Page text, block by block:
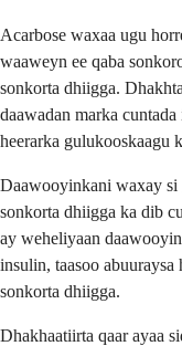
Acarbose waxaa ugu
waaweyn ee qaba
sonkorta dhiigga.
daawadan marka
heerarka gulukooskaagu
Daawooyinkani waxay si
sonkorta dhiigga ka dib
ay weheliyaan
insulin, taasoo abuuraysa
sonkorta dhiigga.
Dhakhaatiirta qaar ayaa